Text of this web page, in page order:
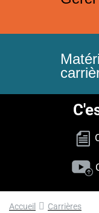
Accueil
Carrières